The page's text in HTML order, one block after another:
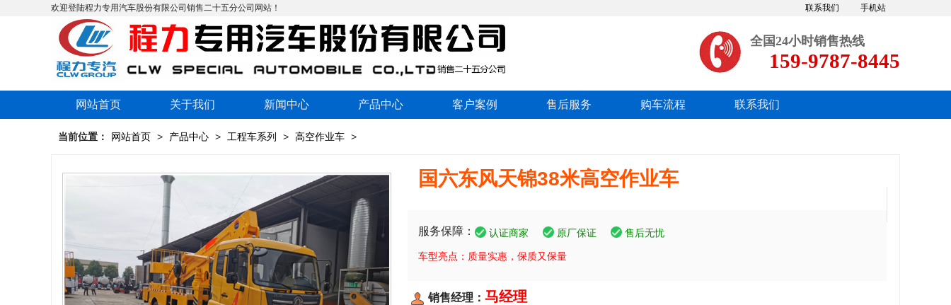
欢迎登陆程力专用汽车股份有限公司销售二十五分公司网站！ 手机站
联系我们
全国24小时销售热线
159-9787-8445
网站首页 关于我们 新闻中心 产品中心 客户案例 售后服务 购车流程 联系我们
当前位置： 网站首页 > 产品中心 > 工程车系列 > 高空作业车 >
国六东风天锦38米高空作业车
服务保障： 认证商家 原厂保证 售后无忧
车型亮点：质量实惠，保质又保量
销售经理： 马经理